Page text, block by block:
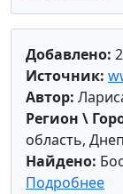
Добавлено:
Источник:
Автор:
Регион \
область,
Найдено:
Подробнее